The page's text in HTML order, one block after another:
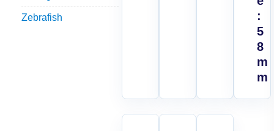
Zebrafish
:
5
8
m
m